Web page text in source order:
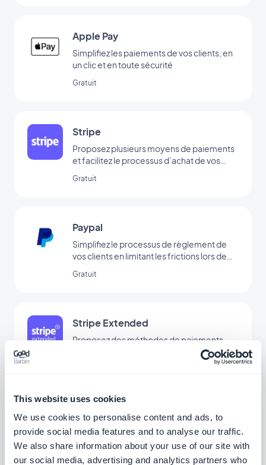
This website uses cookies
We use cookies to personalise content and ads, to
provide social media features and to analyse our traffic.
We also share information about your use of our site with
our social media, advertising and analytics partners who
Apple Pay
Simplifiez les paiements de vos clients, en
un clic et en toute sécurité
Gratuit
Stripe
Proposez plusieurs moyens de paiements
et facilitez le processus d’achat de vos
Gratuit
Paypal
Simplifiez le processus de règlement de
vos clients en limitant les frictions lors de
Gratuit
Stripe Extended
Proposez des méthodes de paiements
supplémentaires sur votre boutique grâce
Przelewy24
Proposer une nouvelle solution de
paiement pour conquérir le marché
polonais